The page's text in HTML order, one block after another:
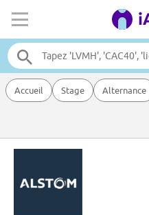
Accueil Stage Alternance